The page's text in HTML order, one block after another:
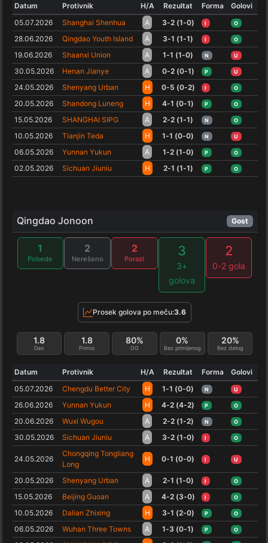
Datum Protivnik H/A Rezultat Forma
Golovi
05.07.2026
Shanghai Shenhua A 3-2 (1-0) I O
28.06.2026 Qingdao Youth Island A 3-1 (1-1) I O
19.06.2026 Shaanxi Union A 1-1 (1-0) N U
30.05.2026 Henan Jianye A 0-2 (0-1) P U
24.05.2026 Shenyang Urban H 0-5 (0-2) I O
20.05.2026 Shandong Luneng H 4-1 (0-1) P O
15.05.2026 SHANGHAI SIPG A 2-2 (1-1) N O
10.05.2026 Tianjin Teda H 1-1 (0-0) N U
06.05.2026 Yunnan Yukun A 1-2 (1-0) P O
02.05.2026 Sichuan Jiuniu H 2-1 (1-1) P O
Qingdao Jonoon Gost
1
Pobede
2
Nerešeno
2
Porazi
3
3+
golova
2
0-2 gola
Prosek golova po meču:3.6
Dao
1.8
Primio
1.8
GG
80%
Bez primljenog
0%
Bez datog
20%
Datum Protivnik H/A Rezultat Forma
Golovi
05.07.2026
Chengdu Better City H 1-1 (0-0) N U
26.06.2026 Yunnan Yukun H 4-2 (4-2) P O
20.06.2026 Wuxi Wugou A 2-2 (1-2) N O
30.05.2026 Sichuan Jiuniu A 3-2 (1-0) I O
24.05.2026
Chongqing Tongliang
Long
H 0-1 (0-0) I U
20.05.2026 Shenyang Urban A 2-1 (1-0) I O
15.05.2026 Beijing Guoan A 4-2 (3-0) I O
10.05.2026 Dalian Zhixing H 3-1 (2-0) P O
06.05.2026 Wuhan Three Towns A 1-3 (0-1) P O